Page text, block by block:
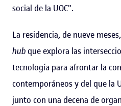
social de la UOC".
La residencia, de nueve
hub que explora las
tecnología para afrontar la
contemporáneos y del que la
junto con una decena de